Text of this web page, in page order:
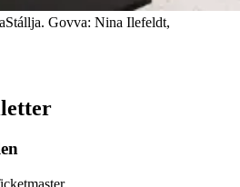
Govva: Nina Ilefeldt,